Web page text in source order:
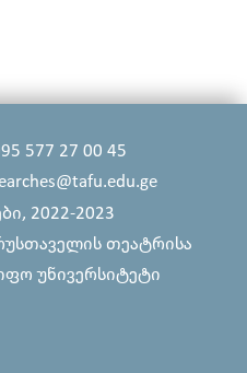
577 27 00 45
2022-2023
თეატრისა
უნივერსიტეტი